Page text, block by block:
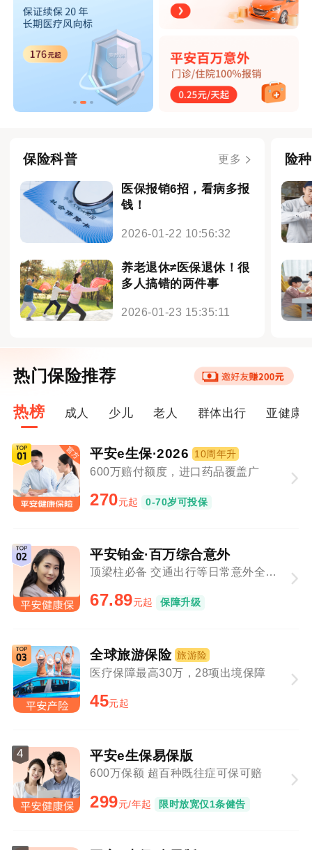
保险科普 更多
医保报销6招，看病多报
钱！
2026-01-22 10:56:32
养老退休≠医保退休！很
多人搞错的两件事
2026-01-23 15:35:11
险
热门保险推荐
热榜 成人 少儿 老人 群体出行 亚健康
平安e生保·2026 10周年升
600万赔付额度，进口药品覆盖广
270元起 0-70岁可投保
平安铂金·百万综合意外
顶梁柱必备 交通出行等日常意外全覆盖
67.89元起 保障升级
全球旅游保险 旅游险
医疗保障最高30万，28项出境保障
45元起
4 平安e生保易保版
600万保额 超百种既往症可保可赔
299元/年起 限时放宽仅1条健告